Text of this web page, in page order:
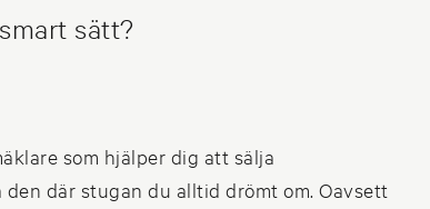
smart sätt?
som hjälper dig att sälja
där stugan du alltid drömt om. Oavsett